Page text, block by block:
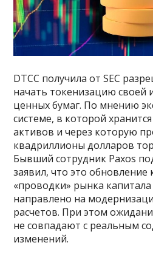
DTCC получила от SEC
начать токенизацию своей
ценных бумаг. По мнению
системе, в которой
активов и через которую
квадриллионы долларов
Бывший сотрудник Paxos
заявил, что это обновление
«проводки» рынка
направлено на
расчетов. При этом
не совпадают с реальным
изменений.